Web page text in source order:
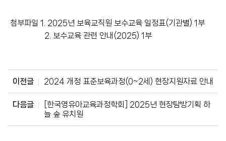
첨부파일 1. 2025년 보육교직원 보수교육 일정표(기관별) 1부
2. 보수교육 관련 안내(2025) 1부
이전글 2024 개정 표준보육과정(0~2세) 현장지원자료 안내
다음글
[한국영유아교육과정학회] 2025년 현장탐방기획 하
늘 숲 유치원